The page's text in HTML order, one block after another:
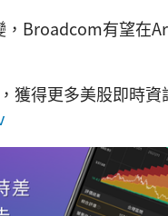
Broadcom有望在
獲得更多美股即時資